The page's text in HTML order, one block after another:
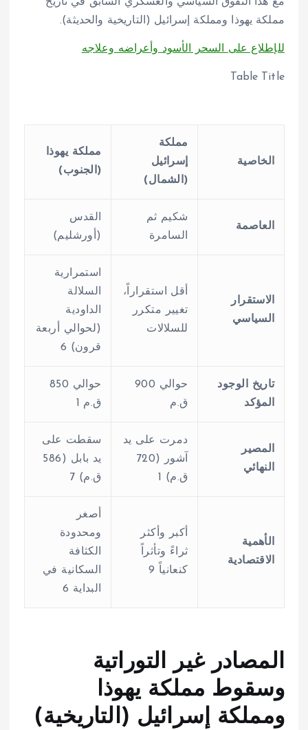
مملكة يهوذا ومملكة إسرائيل (التاريخية والحديثة).
للإطلاع على السحر الأسود وأعراضه وعلاجه
Table Title
الخاصية
مملكة
إسرائيل
(الشمال)
مملكة يهوذا
(الجنوب)
العاصمة
شكيم ثم
السامرة
القدس
(أورشليم)
الاستقرار
السياسي
أقل استقراراً،
تغيير متكرر
للسلالات
استمرارية
السلالة
الداودية
(لحوالي أربعة
قرون) 6
تاريخ الوجود
المؤكد
حوالي 900
ق.م
حوالي 850
ق.م 1
المصير
النهائي
دمرت على يد
آشور (720
ق.م) 1
سقطت على
يد بابل (586
ق.م) 7
الأهمية
الاقتصادية
أكبر وأكثر
ثراءً وتأثراً
كنعانياً 9
أصغر
ومحدودة
الكثافة
السكانية في
البداية 6
المصادر غير التوراتية
وسقوط مملكة يهوذا
ومملكة إسرائيل (التاريخية)